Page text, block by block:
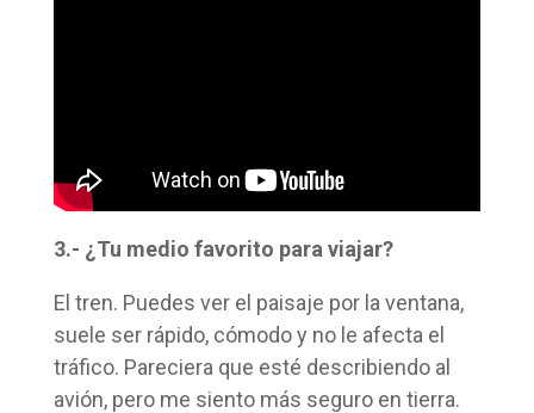
3.- ¿Tu medio favorito para viajar?
El tren. Puedes ver el paisaje por la ventana,
suele ser rápido, cómodo y no le afecta el
tráfico. Pareciera que esté describiendo al
avión, pero me siento más seguro en tierra.